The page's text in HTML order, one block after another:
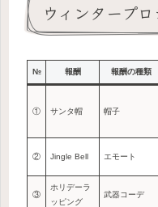
ウィンタープ
№ 報酬 報酬の種類
① サンタ帽 帽子
② Jingle Bell エモート
③
ホリデーラ
ッピング
武器コーデ